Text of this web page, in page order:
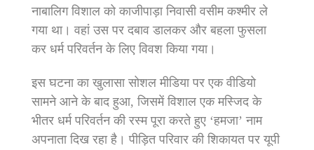
नाबालिग विशाल को काजीपाड़ा निवासी वसीम कश्मीर ले
गया था। वहां उस पर दबाव डालकर और बहला फुसला
कर धर्म परिवर्तन के लिए विवश किया गया।
इस घटना का खुलासा सोशल मीडिया पर एक वीडियो
सामने आने के बाद हुआ, जिसमें विशाल एक मस्जिद के
भीतर धर्म परिवर्तन की रस्म पूरा करते हुए ‘हमजा’ नाम
अपनाता दिख रहा है। पीड़ित परिवार की शिकायत पर यूपी